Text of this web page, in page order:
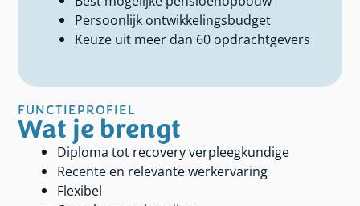
Persoonlijk ontwikkelingsbudget
Keuze uit meer dan 60 opdrachtgevers
FUNCTIEPROFIEL
Wat je brengt
Diploma tot recovery verpleegkundige
Recente en relevante werkervaring
Flexibel